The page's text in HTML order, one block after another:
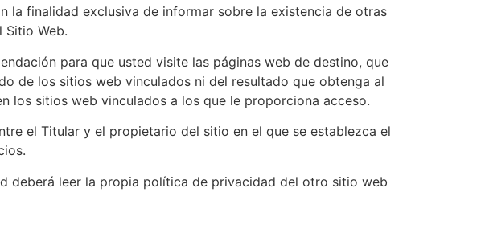
la finalidad exclusiva de informar sobre la existencia de otras
Web.
para que usted visite las páginas web de destino, que
de los sitios web vinculados ni del resultado que obtenga al
los sitios web vinculados a los que le proporciona acceso.
el Titular y el propietario del sitio en el que se establezca el
deberá leer la propia política de privacidad del otro sitio web